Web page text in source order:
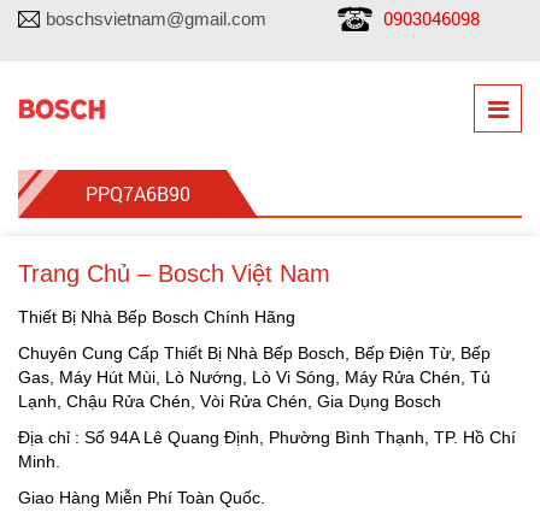
boschsvietnam@gmail.com 0903046098
PPQ7A6B90
Trang Chủ – Bosch Việt Nam
Thiết Bị Nhà Bếp Bosch Chính Hãng
Chuyên Cung Cấp Thiết Bị Nhà Bếp Bosch, Bếp Điện Từ, Bếp
Gas, Máy Hút Mùi, Lò Nướng, Lò Vi Sóng, Máy Rửa Chén, Tủ
Lạnh, Chậu Rửa Chén, Vòi Rửa Chén, Gia Dụng Bosch
Địa chỉ : Số 94A Lê Quang Định, Phường Bình Thạnh, TP. Hồ Chí
Minh.
Giao Hàng Miễn Phí Toàn Quốc.